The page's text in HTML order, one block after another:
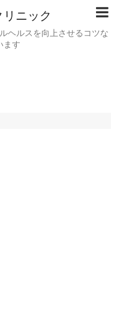
ニック
ヘルスを向上させるコツな
ます